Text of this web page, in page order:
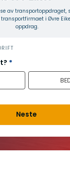
av transport­oppdraget,
i Øvre
oppdrag.
*
Neste